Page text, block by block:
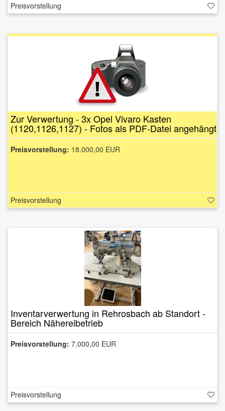
Preisvorstellung
Zur Verwertung - 3x Opel Vivaro Kasten
(1120,1126,1127) - Fotos als PDF-Datei angehängt
Preisvorstellung: 18.000,00 EUR
Preisvorstellung
Inventarverwertung in Rehrosbach ab Standort -
Bereich Nähereibetrieb
Preisvorstellung: 7.000,00 EUR
Preisvorstellung